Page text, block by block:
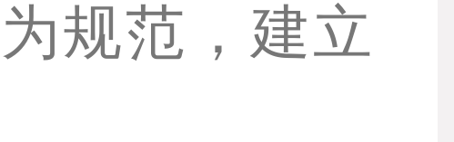
规范，建立